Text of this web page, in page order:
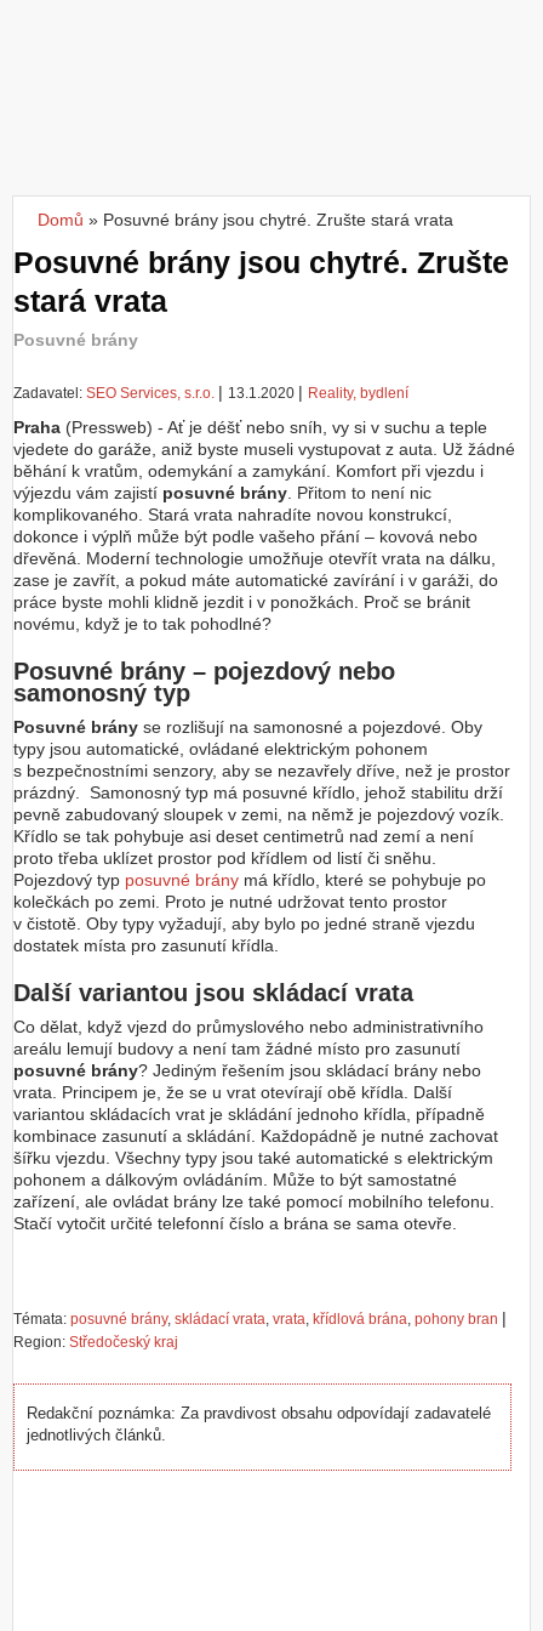
č
t
Jste zde
Domů » Posuvné brány jsou chytré. Zrušte stará vrata
Posuvné brány jsou chytré. Zrušte
stará vrata
Posuvné brány
Zadavatel: SEO Services, s.r.o. | 13.1.2020 | Reality, bydlení
Praha (Pressweb) - Ať je déšť nebo sníh, vy si v suchu a teple
vjedete do garáže, aniž byste museli vystupovat z auta. Už žádné
běhání k vratům, odemykání a zamykání. Komfort při vjezdu i
výjezdu vám zajistí posuvné brány . Přitom to není nic
komplikovaného. Stará vrata nahradíte novou konstrukcí,
dokonce i výplň může být podle vašeho přání – kovová nebo
dřevěná. Moderní technologie umožňuje otevřít vrata na dálku,
zase je zavřít, a pokud máte automatické zavírání i v garáži, do
práce byste mohli klidně jezdit i v ponožkách. Proč se bránit
novému, když je to tak pohodlné?
Posuvné brány – pojezdový nebo
samonosný typ
Posuvné brány se rozlišují na samonosné a pojezdové. Oby
typy jsou automatické, ovládané elektrickým pohonem
s bezpečnostními senzory, aby se nezavřely dříve, než je prostor
prázdný. Samonosný typ má posuvné křídlo, jehož stabilitu drží
pevně zabudovaný sloupek v zemi, na němž je pojezdový vozík.
Křídlo se tak pohybuje asi deset centimetrů nad zemí a není
proto třeba uklízet prostor pod křídlem od listí či sněhu.
Pojezdový typ posuvné brány má křídlo, které se pohybuje po
kolečkách po zemi. Proto je nutné udržovat tento prostor
v čistotě. Oby typy vyžadují, aby bylo po jedné straně vjezdu
dostatek místa pro zasunutí křídla.
Další variantou jsou skládací vrata
Co dělat, když vjezd do průmyslového nebo administrativního
areálu lemují budovy a není tam žádné místo pro zasunutí
posuvné brány? Jediným řešením jsou skládací brány nebo
vrata. Principem je, že se u vrat otevírají obě křídla. Další
variantou skládacích vrat je skládání jednoho křídla, případně
kombinace zasunutí a skládání. Každopádně je nutné zachovat
šířku vjezdu. Všechny typy jsou také automatické s elektrickým
pohonem a dálkovým ovládáním. Může to být samostatné
zařízení, ale ovládat brány lze také pomocí mobilního telefonu.
Stačí vytočit určité telefonní číslo a brána se sama otevře.
Témata: posuvné brány, skládací vrata, vrata, křídlová brána, pohony bran |
Region: Středočeský kraj
Redakční poznámka: Za pravdivost obsahu odpovídají zadavatelé
jednotlivých článků.